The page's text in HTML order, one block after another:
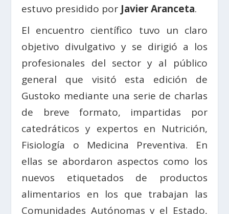
estuvo presidido por Javier Aranceta.
El encuentro científico tuvo un claro
objetivo divulgativo y se dirigió a los
profesionales del sector y al público
general que visitó esta edición de
Gustoko mediante una serie de charlas
de breve formato, impartidas por
catedráticos y expertos en Nutrición,
Fisiología o Medicina Preventiva. En
ellas se abordaron aspectos como los
nuevos etiquetados de productos
alimentarios en los que trabajan las
Comunidades Autónomas y el Estado,